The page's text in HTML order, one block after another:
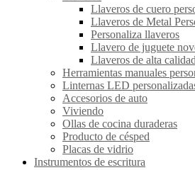
Llaveros de cuero
Llaveros de Metal
Personaliza llaveros
Llavero de juguete
Llaveros de alta calidad
Herramientas manuales
Linternas LED
Accesorios de auto
Viviendo
Ollas de cocina duraderas
Producto de césped
Placas de vidrio
Instrumentos de escritura